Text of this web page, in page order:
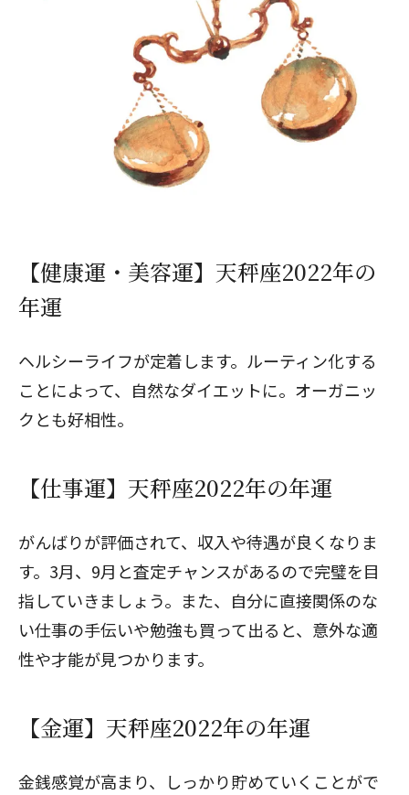
【健康運・美容運】天秤座2022年の
年運
ヘルシーライフが定着します。ルーティン化する
ことによって、自然なダイエットに。オーガニッ
クとも好相性。
【仕事運】天秤座2022年の年運
がんばりが評価されて、収入や待遇が良くなりま
す。3月、9月と査定チャンスがあるので完璧を目
指していきましょう。また、自分に直接関係のな
い仕事の手伝いや勉強も買って出ると、意外な適
性や才能が見つかります。
【金運】天秤座2022年の年運
金銭感覚が高まり、しっかり貯めていくことがで
閉じる